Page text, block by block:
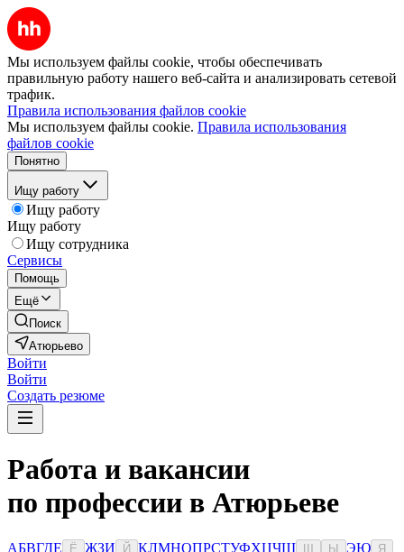
Мы используем файлы cookie, чтобы обеспечивать
правильную работу нашего веб-сайта и анализировать сетевой
трафик.
Правила использования файлов cookie
Мы используем файлы cookie. Правила использования
файлов cookie
Понятно
Ищу работу
Ищу работу
Ищу работу
Ищу сотрудника
Сервисы
Помощь
Ещё
Поиск
Атюрьево
Войти
Войти
Создать резюме
Работа и вакансии
по профессии в Атюрьеве
АБВГДЕ Ё ЖЗИ Й КЛМНОПРСТУФХЦЧШ Ы ЭЮ Я